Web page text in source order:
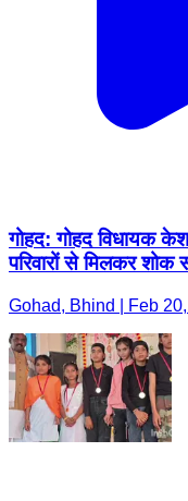
गोहद: गोहद विधायक
परिवारों से मिलकर शोक
Gohad, Bhind | Feb